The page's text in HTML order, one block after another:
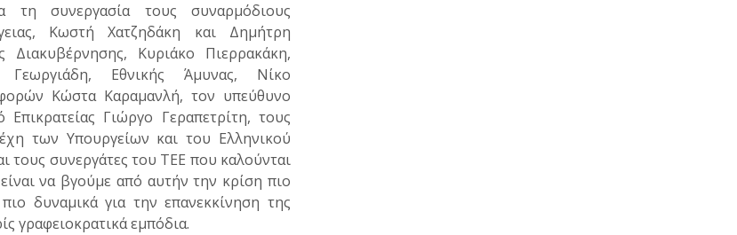
τη συνεργασία τους συναρμόδιους
Κωστή Χατζηδάκη και Δημήτρη
Διακυβέρνησης, Κυριάκο Πιερρακάκη,
Εθνικής Άμυνας, Νίκο
Κώστα Καραμανλή, τον υπεύθυνο
Γιώργο Γεραπετρίτη, τους
των Υπουργείων και του Ελληνικού
τους συνεργάτες του ΤΕΕ που καλούνται
να βγούμε από αυτήν την κρίση πιο
δυναμικά για την επανεκκίνηση της
γραφειοκρατικά εμπόδια.